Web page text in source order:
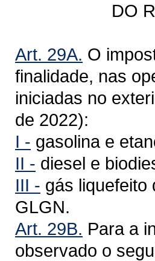
DO
Art. 29A. O
finalidade, nas
iniciadas no
de 2022):
I - gasolina e
II - diesel e
III - gás liquefeito
GLGN.
Art. 29B. Para a
observado o